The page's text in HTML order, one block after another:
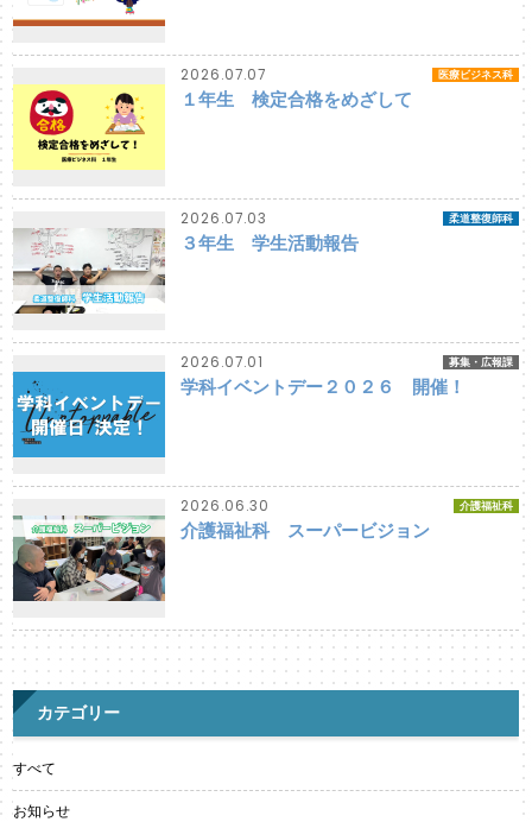
2026.07.07 医療ビジネス科
１年生 検定合格をめざして
2026.07.03 柔道整復師科
３年生 学生活動報告
2026.07.01 募集・広報課
学科イベントデー２０２６ 開催！
2026.06.30 介護福祉科
介護福祉科 スーパービジョン
カテゴリー
すべて
お知らせ